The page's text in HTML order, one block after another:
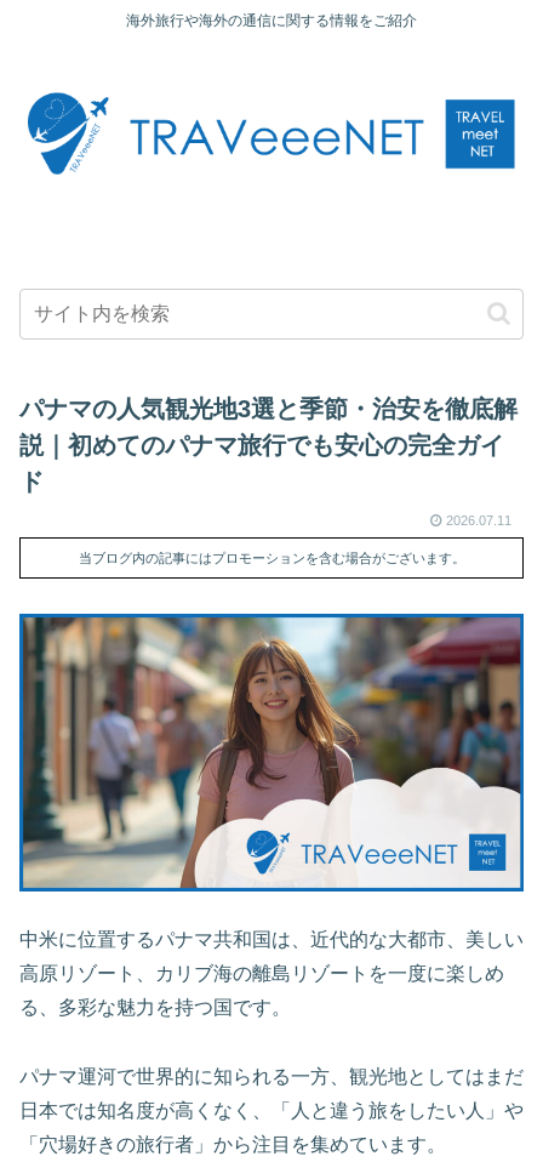
海外旅行や海外の通信に関する情報をご紹介
パナマの人気観光地3選と季節・治安を徹底解
説｜初めてのパナマ旅行でも安心の完全ガイ
ド
2026.07.11
当ブログ内の記事にはプロモーションを含む場合がございます。
中米に位置するパナマ共和国は、近代的な大都市、美しい
高原リゾート、カリブ海の離島リゾートを一度に楽しめ
る、多彩な魅力を持つ国です。
パナマ運河で世界的に知られる一方、観光地としてはまだ
日本では知名度が高くなく、「人と違う旅をしたい人」や
「穴場好きの旅行者」から注目を集めています。